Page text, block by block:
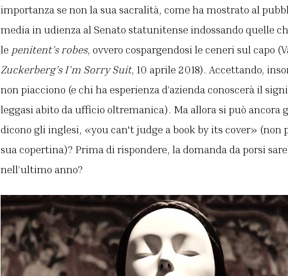
importanza se non la sua sacralità, come ha mostrato al
media in udienza al Senato statunitense indossando quelle
le penitent’s robes, ovvero cospargendosi le ceneri sul capo
Zuckerberg’s I’m Sorry Suit, 10 aprile 2018). Accettando,
non piacciono (e chi ha esperienza d’azienda conoscerà il
leggasi abito da ufficio oltremanica). Ma allora si può ancora
dicono gli inglesi, «you can't judge a book by its cover» (non
sua copertina)? Prima di rispondere, la domanda da porsi
nell’ultimo anno?